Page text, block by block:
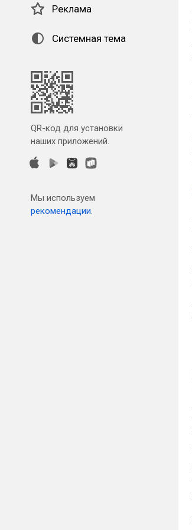
Реклама
Системная тема
QR-код для установки
наших приложений.
Мы используем
рекомендации.